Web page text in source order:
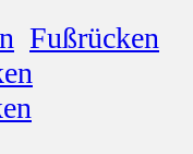
Fußrücken